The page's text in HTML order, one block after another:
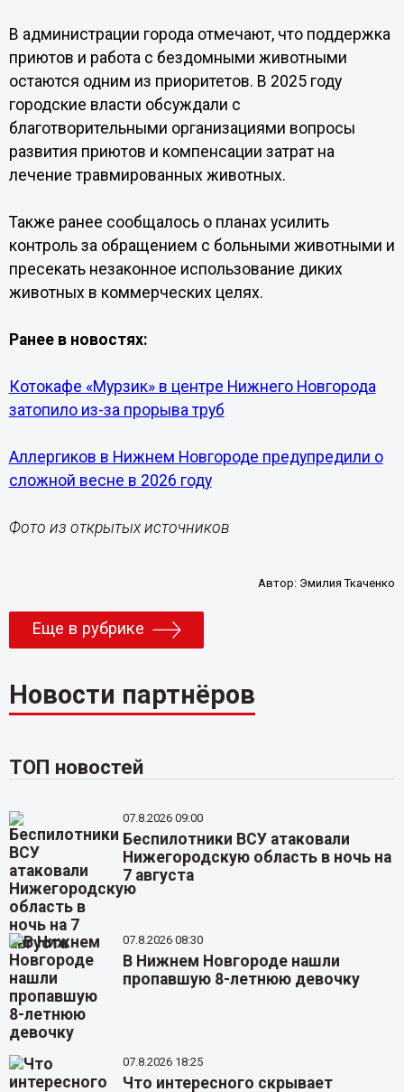
В администрации города отмечают, что поддержка
приютов и работа с бездомными животными
остаются одним из приоритетов. В 2025 году
городские власти обсуждали с
благотворительными организациями вопросы
развития приютов и компенсации затрат на
лечение травмированных животных.
Также ранее сообщалось о планах усилить
контроль за обращением с больными животными и
пресекать незаконное использование диких
животных в коммерческих целях.
Ранее в новостях:
Котокафе «Мурзик» в центре Нижнего Новгорода
затопило из-за прорыва труб
Аллергиков в Нижнем Новгороде предупредили о
сложной весне в 2026 году
Фото из открытых источников
Автор: Эмилия Ткаченко
Еще в рубрике
Новости партнёров
ТОП новостей
07.8.2026 09:00
Беспилотники ВСУ атаковали
Нижегородскую область в ночь на
7 августа
07.8.2026 08:30
В Нижнем Новгороде нашли
пропавшую 8-летнюю девочку
07.8.2026 18:25
Что интересного скрывает